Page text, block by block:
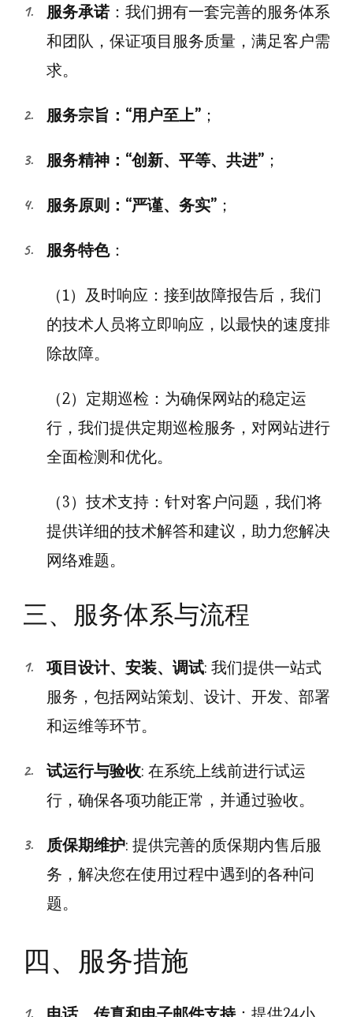
服务承诺：我们拥有一套完善的服务体系
和团队，保证项目服务质量，满足客户需
求。
服务宗旨：“用户至上” ；
服务精神：“创新、平等、共进” ；
服务原则：“严谨、务实” ；
服务特色：
（1）及时响应：接到故障报告后，我们
的技术人员将立即响应，以最快的速度排
除故障。
（2）定期巡检：为确保网站的稳定运
行，我们提供定期巡检服务，对网站进行
全面检测和优化。
（3）技术支持：针对客户问题，我们将
提供详细的技术解答和建议，助力您解决
网络难题。
三、服务体系与流程
项目设计、安装、调试: 我们提供一站式
服务，包括网站策划、设计、开发、部署
和运维等环节。
试运行与验收: 在系统上线前进行试运
行，确保各项功能正常，并通过验收。
质保期维护: 提供完善的质保期内售后服
务，解决您在使用过程中遇到的各种问
题。
四、服务措施